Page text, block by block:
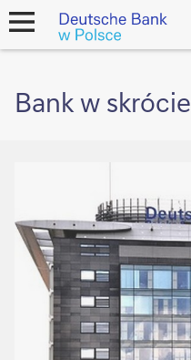
open
Bank w skrócie